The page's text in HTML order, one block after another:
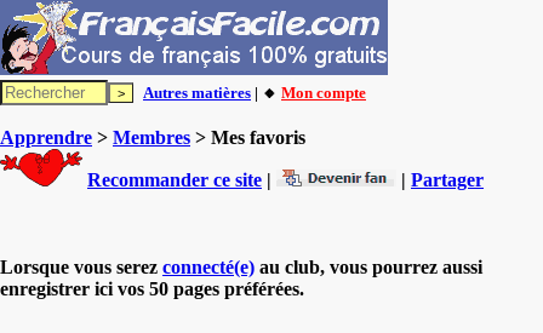
Autres matières | 🔸 Mon compte
Apprendre > Membres > Mes favoris
Recommander ce site | | Partager
Lorsque vous serez connecté(e) au club, vous pourrez aussi
enregistrer ici vos 50 pages préférées.